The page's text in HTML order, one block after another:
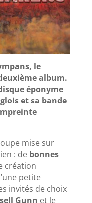
le
album.
éponyme
et sa bande
mise sur
: de bonnes
création
petite
invités de choix
Gunn et le